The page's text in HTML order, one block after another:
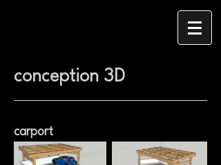
conception 3D
carport